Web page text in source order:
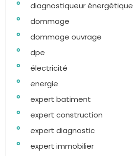
diagnostiqueur énergétique
dommage
dommage ouvrage
dpe
électricité
energie
expert batiment
expert construction
expert diagnostic
expert immobilier